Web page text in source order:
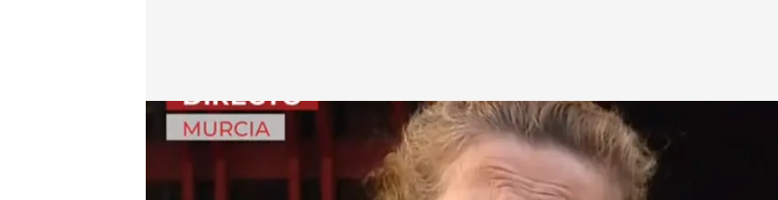
Ana, víctima de okupación.cuatro.com
En boca de todos
30 OCT 2025 - 12:18h.